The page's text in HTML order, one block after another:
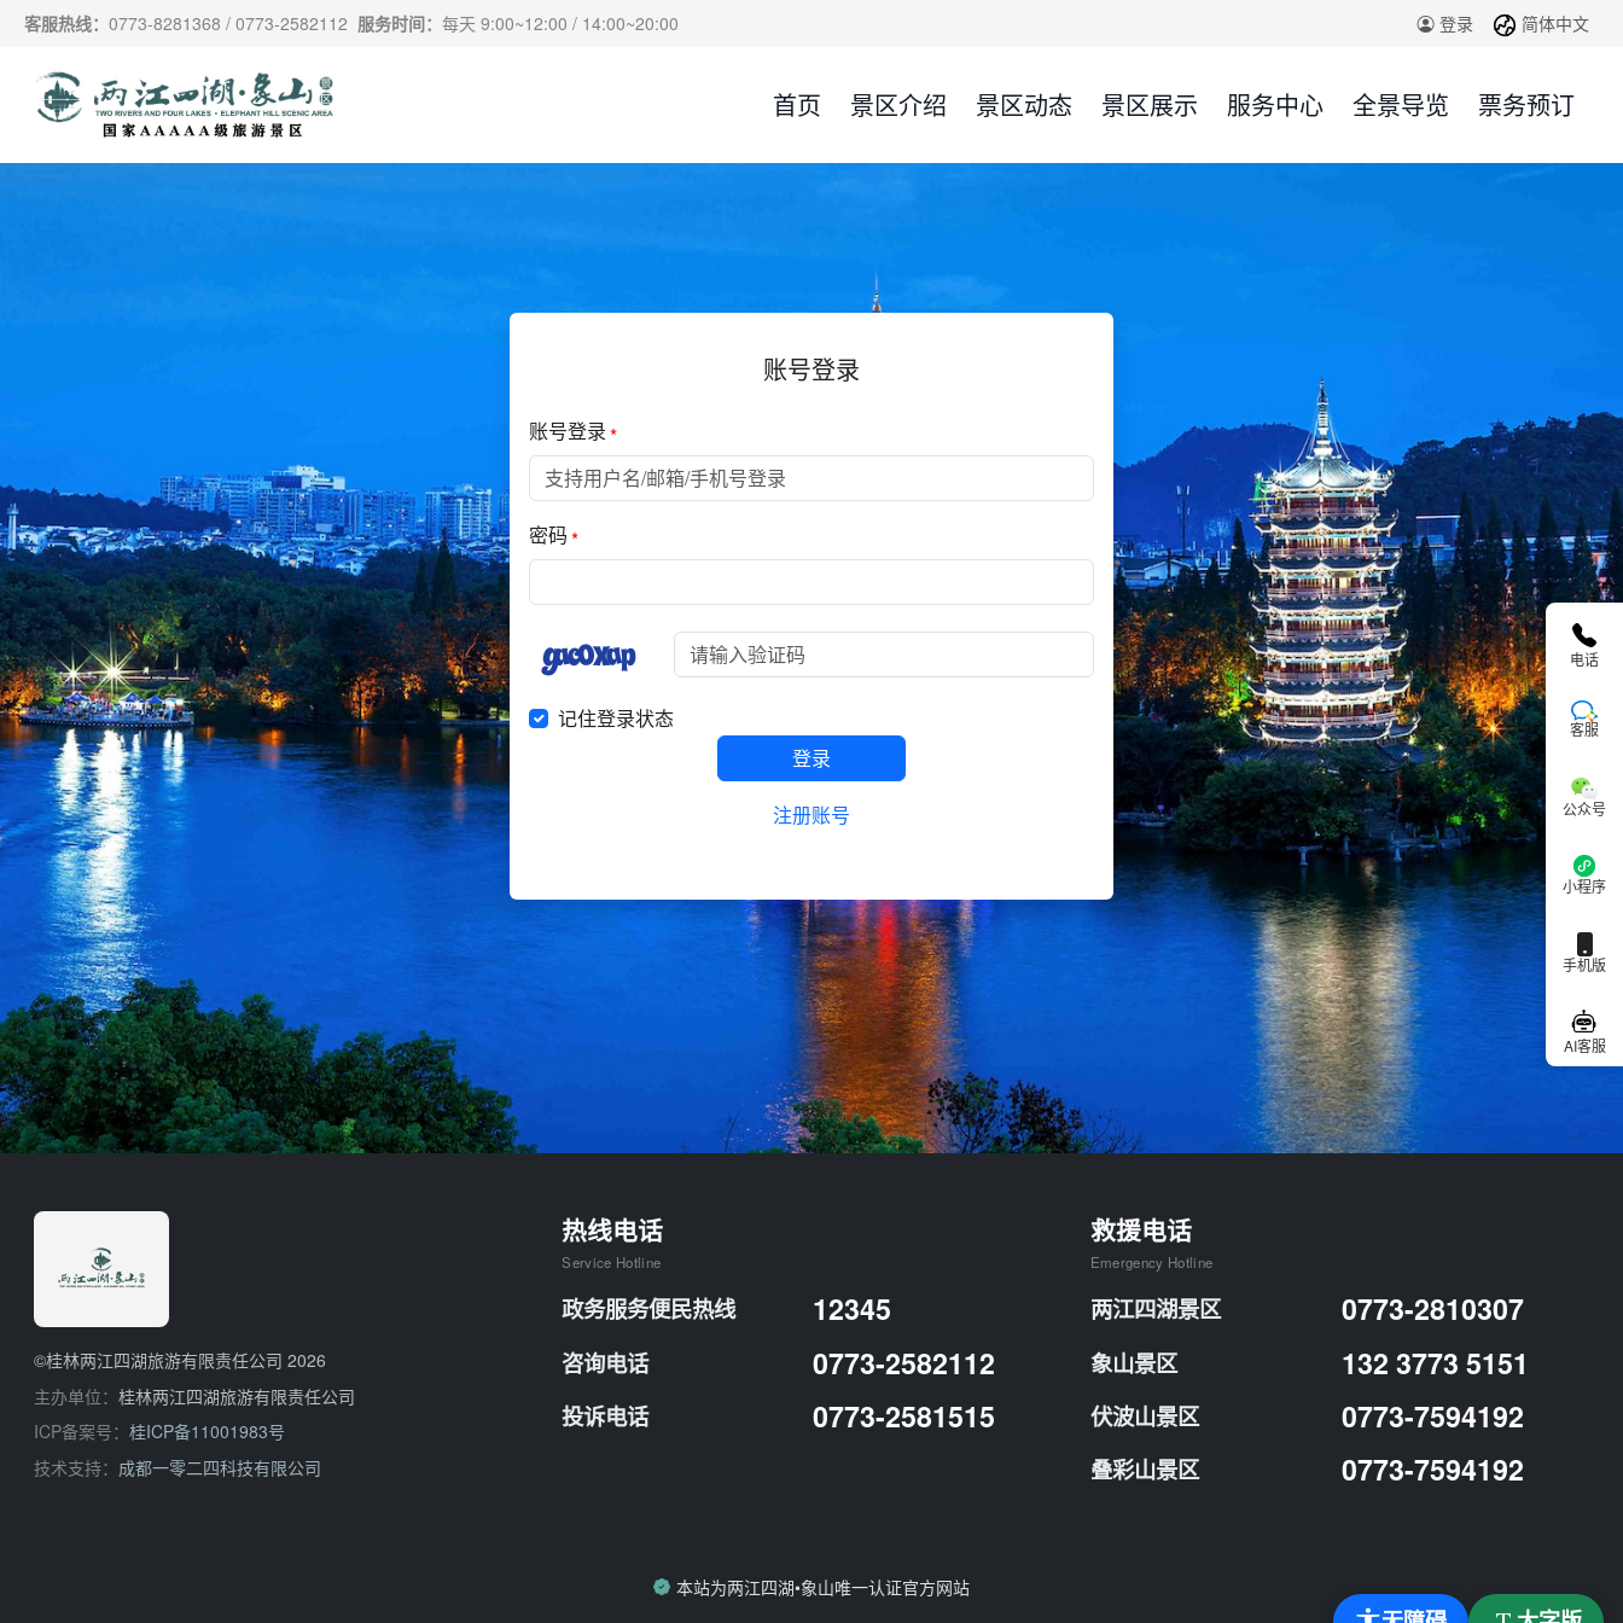
跳过导航，进入主要内容
客服热线： 0773-8281368 / 0773-2582112 服务时间： 每天 9:00~12:00 / 14:00~20:00 登录 简体中文
首页 景区介绍 景区动态 景区展示 服务中心 全景导览 票务预订
账号登录
账号登录
密码
记住登录状态
登录
注册账号
©桂林两江四湖旅游有限责任公司 2026
主办单位： 桂林两江四湖旅游有限责任公司
ICP备案号： 桂ICP备11001983号
技术支持： 成都一零二四科技有限公司
热线电话
Service Hotline
政务服务便民热线 12345
咨询电话 0773-2582112
投诉电话 0773-2581515
救援电话
Emergency Hotline
两江四湖景区 0773-2810307
象山景区 132 3773 5151
伏波山景区 0773-7594192
叠彩山景区 0773-7594192
本站为两江四湖•象山唯一认证官方网站
电话
客服
公众号
小程序
手机版
AI客服